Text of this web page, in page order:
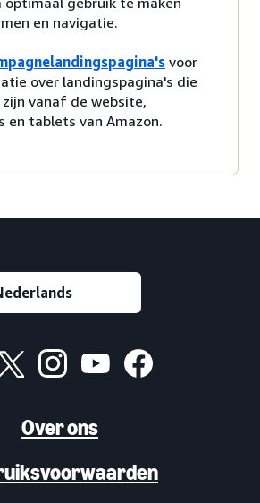
en navigatie.
voor
over landingspagina's die
vanaf de website,
en tablets van Amazon.
Over ons